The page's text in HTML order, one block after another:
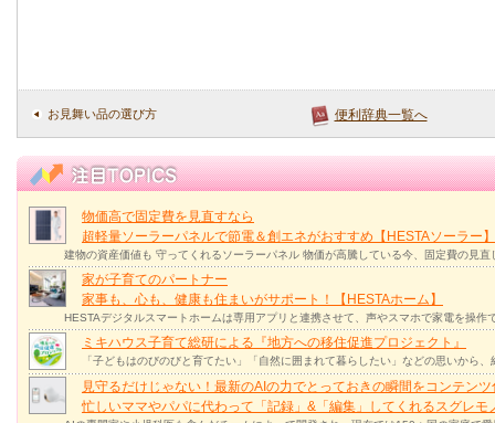
お見舞い品の選び方 便利辞典一覧へ
物価高で固定費を見直すなら
超軽量ソーラーパネルで節電＆創エネがおすすめ【HESTAソーラー】
建物の資産価値も 守ってくれるソーラーパネル 物価が高騰している今、固定費の見
家が子育てのパートナー
家事も、心も、健康も住まいがサポート！【HESTAホーム】
HESTAデジタルスマートホームは専用アプリと連携させて、声やスマホで家電を操
ミキハウス子育て総研による『地方への移住促進プロジェクト』
「子どもはのびのびと育てたい」「自然に囲まれて暮らしたい」などの思いから
見守るだけじゃない！最新のAIの力でとっておきの瞬間をコンテンツ
忙しいママやパパに代わって「記録」&「編集」してくれるスグレモ